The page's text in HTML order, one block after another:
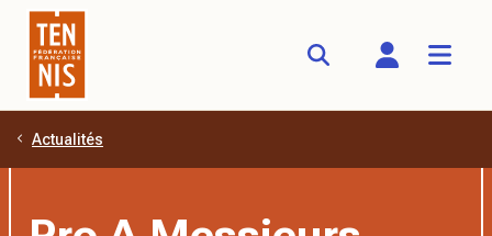
Aller au contenu principal
Actualités